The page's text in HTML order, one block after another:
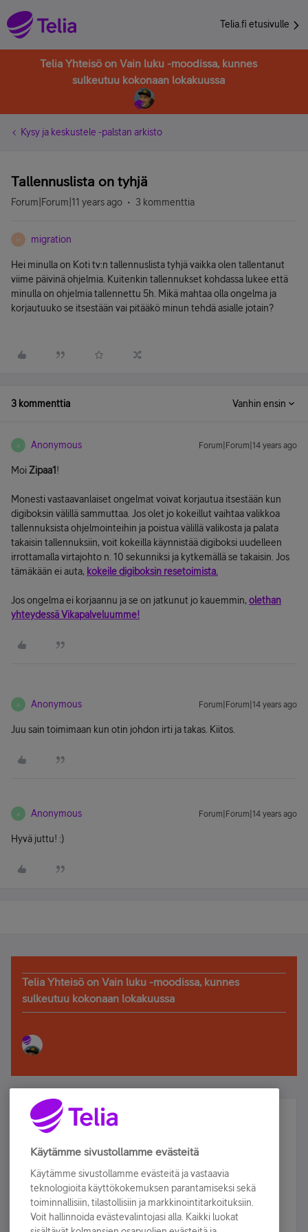
Telia.fi etusivulle
Telia Yhteisö on Vain luku -moodissa, kunnes
sulkeutuu kokonaan lokakuussa
Kysy ja keskustele -palstan arkisto
Tallennuslista on tyhjä
Forum|Forum|11 years ago 3 kommenttia
M migration
Hei minulla on Koti tv:n tallennuslista tyhjä vaikka olen tallentanut
viime päivinä ohjelmia. Kuitenkin tallennukset kohdassa lukee että
minulla on ohjelmia tallennettu 5h. Mikä mahtaa olla ongelma ja
korjautuuko se itsestään vai pitääkö minun tehdä asialle jotain?
3 kommenttia Vanhin ensin
A Anonymous Forum|Forum|14 years ago
MoiZipaa1 !
Monesti vastaavanlaiset ongelmat voivat korjautua itsestään kun
digiboksin välillä sammuttaa. Jos olet jo kokeillut vaihtaa valikkoa
tallennuksista ohjelmointeihin ja poistua välillä valikosta ja palata
takaisin tallennuksiin, voit kokeilla käynnistää digiboksi uudelleen
irrottamalla virtajohto n. 10 sekunniksi ja kytkemällä se takaisin. Jos
tämäkään ei auta, kokeile digiboksin resetoimista.
Jos ongelma ei korjaannu ja se on jatkunut jo kauemmin, olethan
yhteydessä Vikapalveluumme!
A Anonymous Forum|Forum|14 years ago
Juu sain toimimaan kun otin johdon irti ja takas. Kiitos.
A Anonymous Forum|Forum|14 years ago
Hyvä juttu! :)
Telia Yhteisö on Vain luku -moodissa, kunnes
sulkeutuu kokonaan lokakuussa
Älä jää paitsi – osallistu ja voita!
Tilaa Telian uutiskirje ja olet mukana arvonnassa.
sähköpostiisi.
Tilaa nyt
Käytämme sivustollamme evästeitä
Käytämme sivustollamme evästeitä ja vastaavia
teknologioita käyttökokemuksen parantamiseksi sekä
toiminnallisiin, tilastollisiin ja markkinointitarkoituksiin.
Voit hallinnoida evästevalintojasi alla. Kaikki luokat